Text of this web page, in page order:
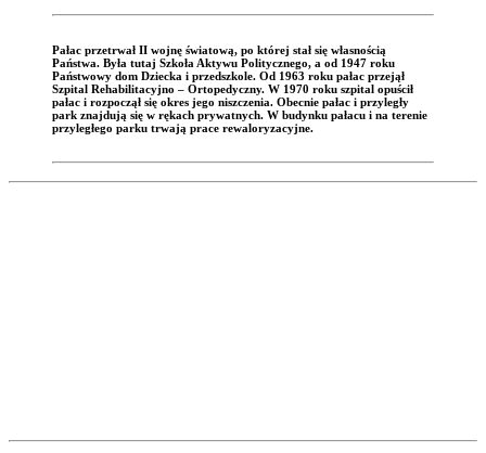
Pałac przetrwał II wojnę światową, po której stał się własnością
Państwa. Była tutaj Szkoła Aktywu Politycznego, a od 1947 roku
Państwowy dom Dziecka i przedszkole. Od 1963 roku pałac przejął
Szpital Rehabilitacyjno – Ortopedyczny. W 1970 roku szpital opuścił
pałac i rozpoczął się okres jego niszczenia. Obecnie pałac i przyległy
park znajdują się w rękach prywatnych. W budynku pałacu i na terenie
przyległego parku trwają prace rewaloryzacyjne.